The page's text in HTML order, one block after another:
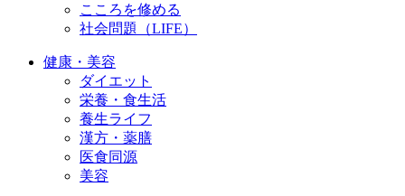
こころを修める
社会問題（LIFE）
健康・美容
ダイエット
栄養・食生活
養生ライフ
漢方・薬膳
医食同源
美容